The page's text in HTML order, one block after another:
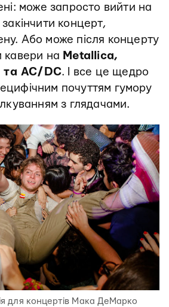
може запросто вийти на
концерт,
Або може після концерту
кавери на Metallica,
та AC/DC. І все це щедро
почуттям гумору
з глядачами.
для концертів Мака ДеМарко